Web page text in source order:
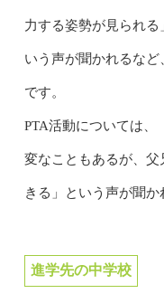
力する姿勢が見られ
いう声が聞かれるなど
です。
PTA活動については、
変なこともあるが、
きる」という声が聞か
進学先の中学校